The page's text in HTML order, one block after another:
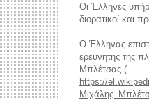
Οι Έλληνες
διορατικοί και
Ο Έλληνας
ερευνητής της
Μπλέτσας (
https://